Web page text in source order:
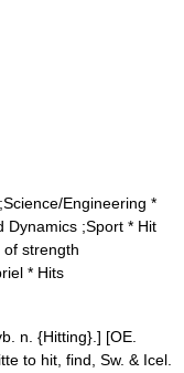
Engineering *
Dynamics ;Sport * Hit
strength
* Hits
n. {Hitting}.] [OE.
to hit, find, Sw. & Icel.